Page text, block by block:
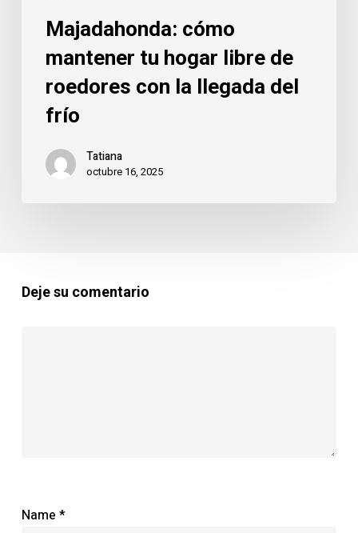
Majadahonda: cómo
mantener tu hogar libre de
roedores con la llegada del
frío
Tatiana
octubre 16, 2025
Deje su comentario
Name *